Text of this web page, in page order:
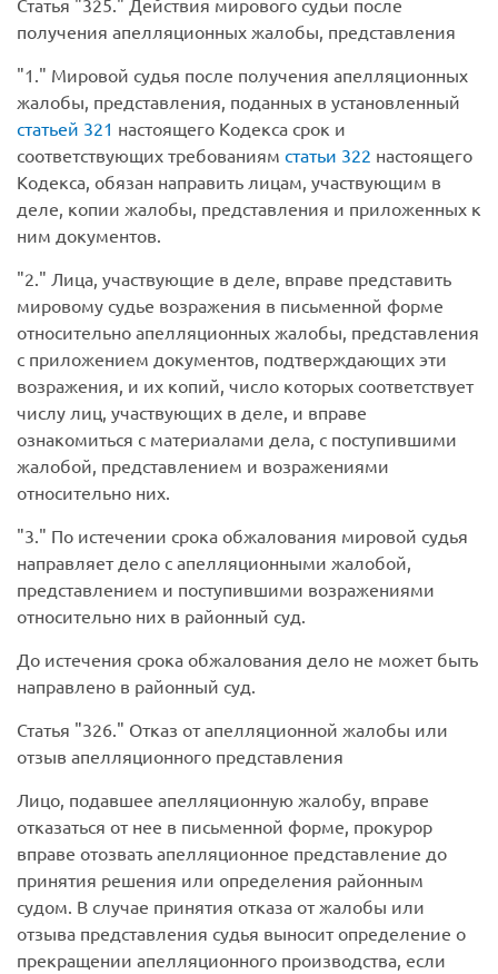
Статья
325.
Действия мирового судьи после
получения апелляционных жалобы, представления
1.
Мировой судья после получения апелляционных
жалобы, представления, поданных в установленный
статьей 321 настоящего Кодекса срок и
соответствующих требованиям статьи 322 настоящего
Кодекса, обязан направить лицам, участвующим в
деле, копии жалобы, представления и приложенных к
ним документов.
2.
Лица, участвующие в деле, вправе представить
мировому судье возражения в письменной форме
относительно апелляционных жалобы, представления
с приложением документов, подтверждающих эти
возражения, и их копий, число которых соответствует
числу лиц, участвующих в деле, и вправе
ознакомиться с материалами дела, с поступившими
жалобой, представлением и возражениями
относительно них.
3.
По истечении срока обжалования мировой судья
направляет дело с апелляционными жалобой,
представлением и поступившими возражениями
относительно них в районный суд.
До истечения срока обжалования дело не может быть
направлено в районный суд.
Статья
326.
Отказ от апелляционной жалобы или
отзыв апелляционного представления
Лицо, подавшее апелляционную жалобу, вправе
отказаться от нее в письменной форме, прокурор
вправе отозвать апелляционное представление до
принятия решения или определения районным
судом. В случае принятия отказа от жалобы или
отзыва представления судья выносит определение о
прекращении апелляционного производства, если